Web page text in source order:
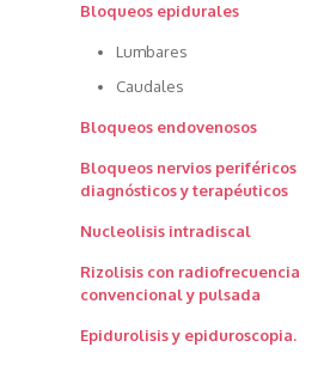
Bloqueos epidurales
Lumbares
Caudales
Bloqueos endovenosos
Bloqueos nervios periféricos
diagnósticos y terapéuticos
Nucleolisis intradiscal
Rizolisis con radiofrecuencia
convencional y pulsada
Epidurolisis y epiduroscopia.